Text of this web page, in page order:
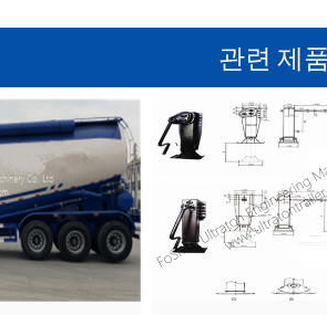
관련 제